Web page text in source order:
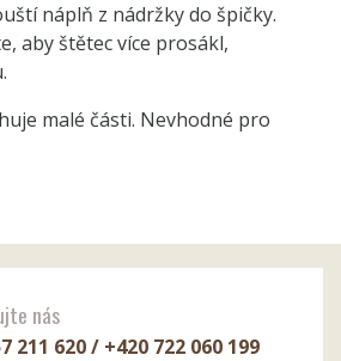
náplň z nádržky do špičky.
aby štětec více prosákl,
malé části. Nevhodné pro
nás
211 620 / +420 722 060 199